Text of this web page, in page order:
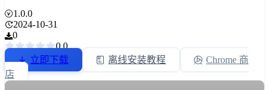
1.0.0
2024-10-31
0
0.0
立即下载
离线安装教程
Chrome 商
店